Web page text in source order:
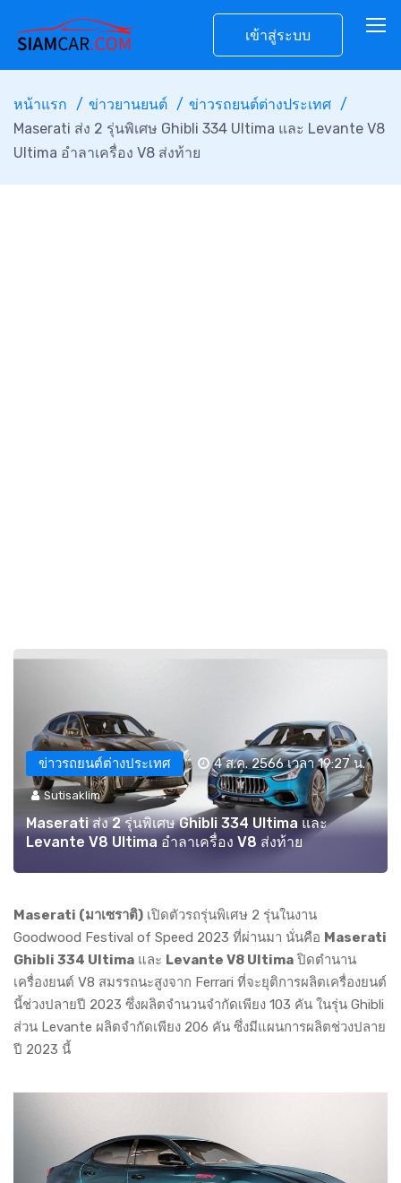
เข้าสู่ระบบ
หน้าแรก ข่าวยานยนต์
ข่าวรถยนต์ต่างประเทศ
Maserati ส่ง 2 รุ่นพิเศษ Ghibli 334 Ultima และ Levante V8
Ultima อำลาเครื่อง V8 ส่งท้าย
ข่าวรถยนต์ต่างประเทศ 4 ส.ค. 2566 เวลา 19:27 น.
Sutisaklim
Maserati ส่ง 2 รุ่นพิเศษ Ghibli 334 Ultima และ
Levante V8 Ultima อำลาเครื่อง V8 ส่งท้าย
Maserati (มาเซราติ) เปิดตัวรถรุ่นพิเศษ 2 รุ่นในงาน
Goodwood Festival of Speed 2023 ที่ผ่านมา นั่นคือ Maserati
Ghibli 334 Ultima และ Levante V8 Ultima ปิดตำนาน
เครื่องยนต์ V8 สมรรถนะสูงจาก Ferrari ที่จะยุติการผลิตเครื่องยนต์
นี้ช่วงปลายปี 2023 ซึ่งผลิตจำนวนจำกัดเพียง 103 คัน ในรุ่น Ghibli
ส่วน Levante ผลิตจำกัดเพียง 206 คัน ซึ่งมีแผนการผลิตช่วงปลาย
ปี 2023 นี้